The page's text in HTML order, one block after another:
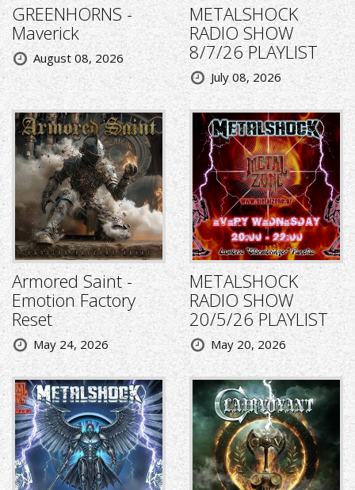
GREENHORNS -
Maverick
August 08, 2026
METALSHOCK
RADIO SHOW
8/7/26 PLAYLIST
July 08, 2026
Armored Saint -
Emotion Factory
Reset
May 24, 2026
METALSHOCK
RADIO SHOW
20/5/26 PLAYLIST
May 20, 2026